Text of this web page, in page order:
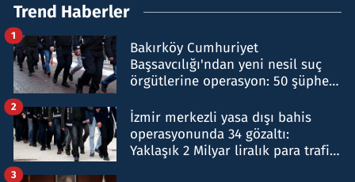
Trend Haberler
Bakırköy Cumhuriyet
Başsavcılığı'ndan yeni nesil suç
örgütlerine operasyon: 50 şüpheli
1
İzmir merkezli yasa dışı bahis
operasyonunda 34 gözaltı:
Yaklaşık 2 Milyar liralık para trafiği
2
3